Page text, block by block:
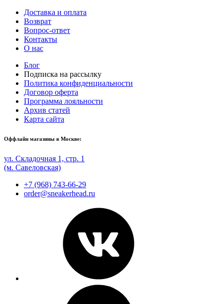
Доставка и оплата
Возврат
Вопрос-ответ
Контакты
О нас
Блог
Подписка на рассылку
Политика конфиденциальности
Договор оферта
Программа лояльности
Архив статей
Карта сайта
Оффлайн магазины в Москве:
ул. Складочная 1, стр. 1
(м. Савеловская)
+7 (968) 743-66-29
order@sneakerhead.ru